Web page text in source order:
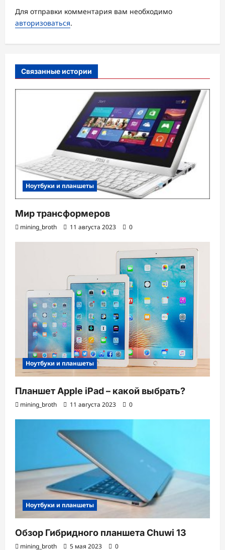
з
а
и
Для отправки комментария вам необходимо
авторизоваться.
Связанные истории
Ноутбуки и планшеты
Мир трансформеров
mining_broth 11 августа 2023 0
Ноутбуки и планшеты
Планшет Apple iPad – какой выбрать?
mining_broth 11 августа 2023 0
Ноутбуки и планшеты
Обзор Гибридного планшета Chuwi 13
mining_broth 5 мая 2023 0